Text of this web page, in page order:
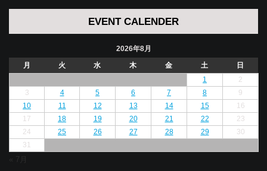
EVENT CALENDER
2026年8月
月
火 水 木 金 土
日
1
2
3
4 5 6 7 8
9
10
11 12 13 14 15
16
17
18 19 20 21 22
23
24
25 26 27 28 29
30
31
« 7月